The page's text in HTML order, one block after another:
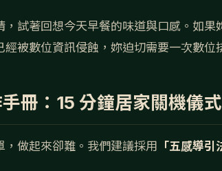
試著回想今天早餐的味道與口感。如
被數位資訊侵蝕，妳迫切需要一次數位
冊：15 分鐘居家關機儀式
，做起來卻難。我們建議採用 「五感導引